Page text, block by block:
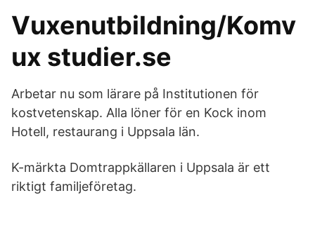
Vuxenutbildning/Komv
ux studier.se
Arbetar nu som lärare på Institutionen för
kostvetenskap. Alla löner för en Kock inom
Hotell, restaurang i Uppsala län.
K-märkta Domtrappkällaren i Uppsala är ett
riktigt familjeföretag.